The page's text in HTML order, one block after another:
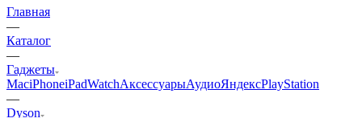
Главная
—
Каталог
—
Гаджеты
MaciPhoneiPadWatchАксессуарыАудиоЯндексPlayStation
—
Dyson